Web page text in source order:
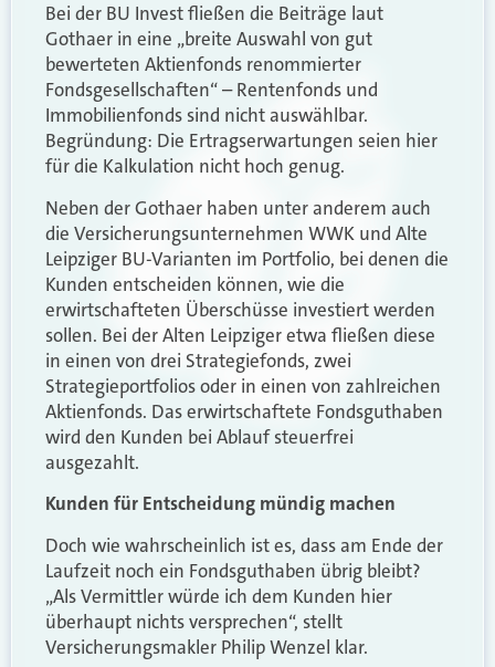
Bei der BU Invest fließen die Beiträge laut
Gothaer in eine „breite Auswahl von gut
bewerteten Aktienfonds renommierter
Fondsgesellschaften“ – Rentenfonds und
Immobilienfonds sind nicht auswählbar.
Begründung: Die Ertragserwartungen seien hier
für die Kalkulation nicht hoch genug.
Neben der Gothaer haben unter anderem auch
die Versicherungsunternehmen WWK und Alte
Leipziger BU-Varianten im Portfolio, bei denen die
Kunden entscheiden können, wie die
erwirtschafteten Überschüsse investiert werden
sollen. Bei der Alten Leipziger etwa fließen diese
in einen von drei Strategiefonds, zwei
Strategieportfolios oder in einen von zahlreichen
Aktienfonds. Das erwirtschaftete Fondsguthaben
wird den Kunden bei Ablauf steuerfrei
ausgezahlt.
Kunden für Entscheidung mündig machen
Doch wie wahrscheinlich ist es, dass am Ende der
Laufzeit noch ein Fondsguthaben übrig bleibt?
„Als Vermittler würde ich dem Kunden hier
überhaupt nichts versprechen“, stellt
Versicherungsmakler Philip Wenzel klar.